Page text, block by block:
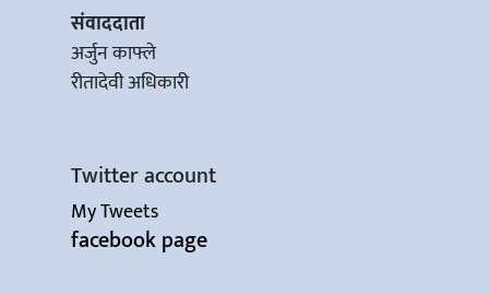
संवाददाता
अर्जुन काफ्ले
रीतादेवी अधिकारी
Twitter account
My Tweets
facebook page